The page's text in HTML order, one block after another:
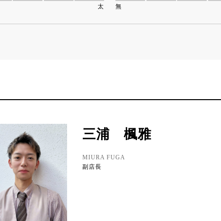
太 無
三浦 楓雅
MIURA FUGA
副店長